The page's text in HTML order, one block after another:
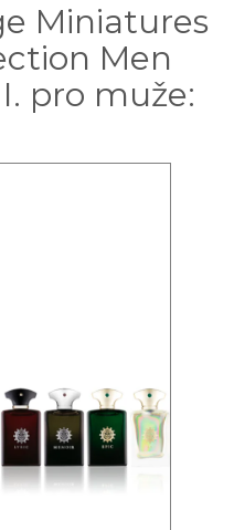
Miniatures
Men
pro muže: